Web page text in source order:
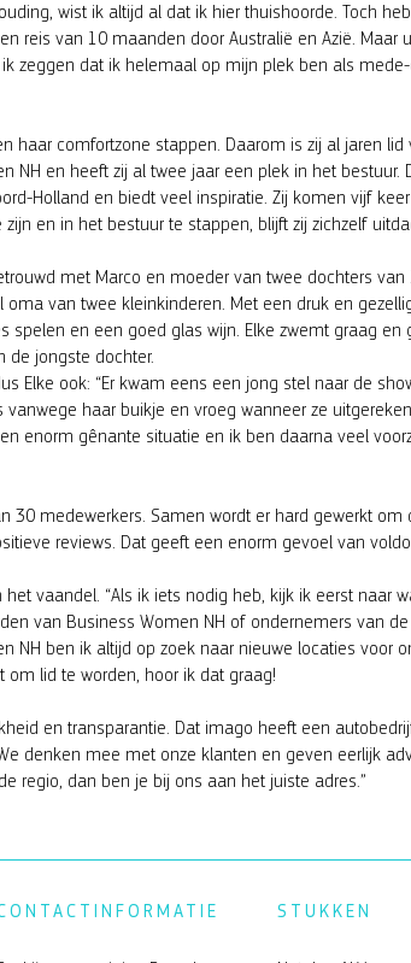
wist ik altijd al dat ik hier thuishoorde. Toch
reis van 10 maanden door Australië en Azië. Maar
zeggen dat ik helemaal op mijn plek ben als
haar comfortzone stappen. Daarom is zij al jaren lid
NH en heeft zij al twee jaar een plek in het bestuur.
Holland en biedt veel inspiratie. Zij komen vijf
en in het bestuur te stappen, blijft zij zichzelf
met Marco en moeder van twee dochters
van twee kleinkinderen. Met een druk en
spelen en een goed glas wijn. Elke zwemt graag en
de jongste dochter.
Elke ook: “Er kwam eens een jong stel naar de
haar buikje en vroeg wanneer ze
enorm gênante situatie en ik ben daarna veel
30 medewerkers. Samen wordt er hard gewerkt om
reviews. Dat geeft een enorm gevoel van
vaandel. “Als ik iets nodig heb, kijk ik eerst naar
van Business Women NH of ondernemers van
NH ben ik altijd op zoek naar nieuwe locaties voor
lid te worden, hoor ik dat graag!
en transparantie. Dat imago heeft een
denken mee met onze klanten en geven eerlijk
regio, dan ben je bij ons aan het juiste adres.”
STUKKEN